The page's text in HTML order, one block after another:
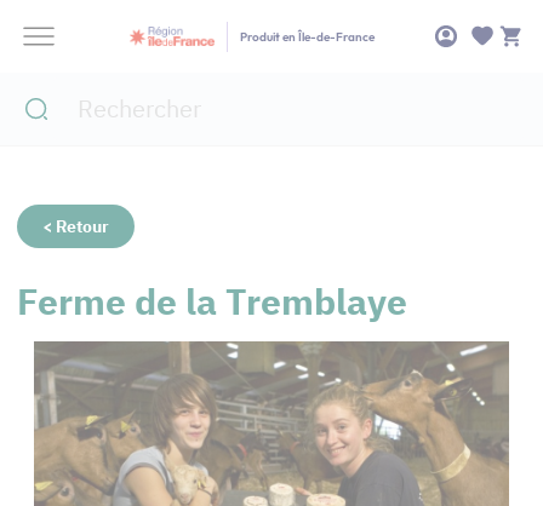
Produit en Île-de-France
< Retour
Ferme de la Tremblaye